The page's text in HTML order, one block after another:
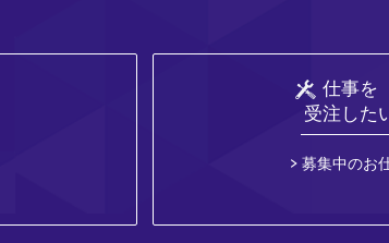
仕事を
受注した
募集中のお